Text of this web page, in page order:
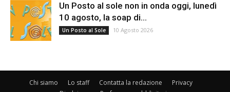
Un Posto al sole non in onda oggi, lunedì
10 agosto, la soap di...
Un Posto al Sole 10 Agosto 2026
Chi siamo Lo staff Contatta la redazione
Privacy